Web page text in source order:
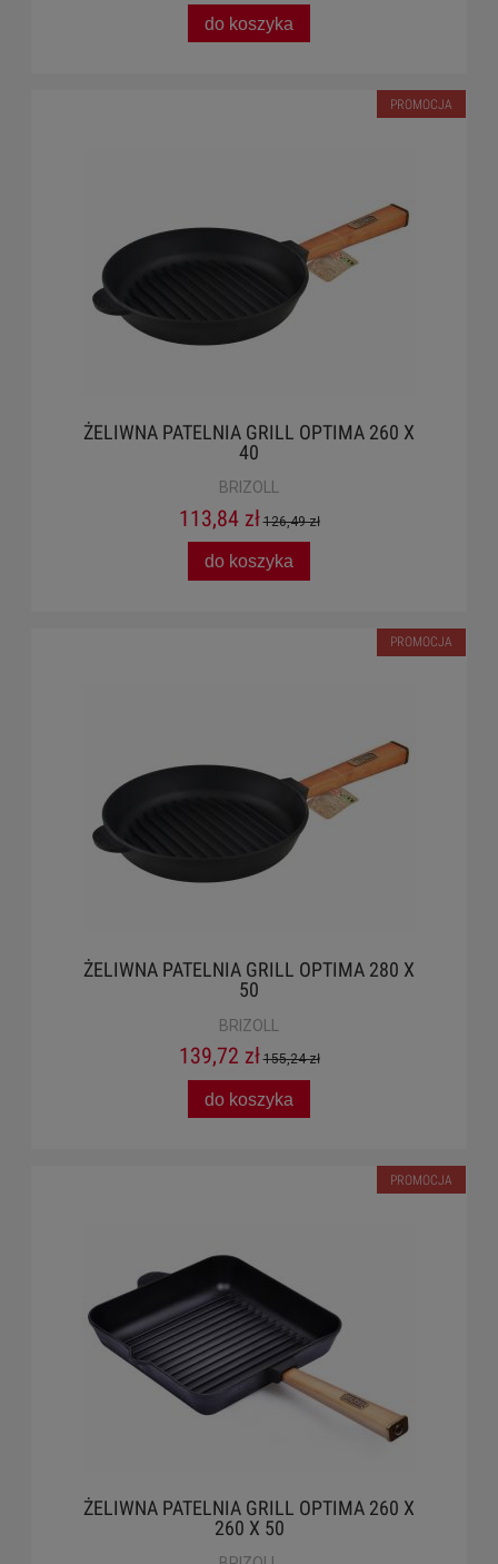
do koszyka
ŻELIWNA PATELNIA GRILL OPTIMA 260 X
40
BRIZOLL
113,84 zł 126,49 zł
do koszyka
PROMOCJA
ŻELIWNA PATELNIA GRILL OPTIMA 280 X
50
BRIZOLL
139,72 zł 155,24 zł
do koszyka
PROMOCJA
ŻELIWNA PATELNIA GRILL OPTIMA 260 X
260 X 50
PROMOCJA